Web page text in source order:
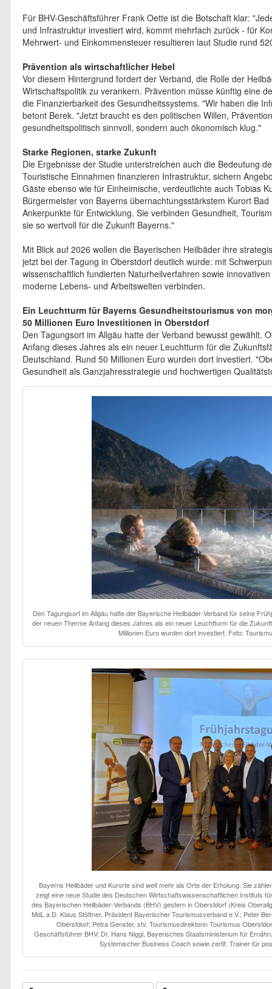
Für BHV-Geschäftsführer Frank Oette ist die Botschaft klar:
und Infrastruktur investiert wird, kommt mehrfach zurück - für
Mehrwert- und Einkommensteuer resultieren laut Studie rund
Prävention als wirtschaftlicher Hebel
Vor diesem Hintergrund fordert der Verband, die Rolle der
Wirtschaftspolitik zu verankern. Prävention müsse künftig eine
die Finanzierbarkeit des Gesundheitssystems. "Wir haben die
betont Berek. "Jetzt braucht es den politischen Willen,
gesundheitspolitisch sinnvoll, sondern auch ökonomisch klug."
Starke Regionen, starke Zukunft
Die Ergebnisse der Studie unterstreichen auch die Bedeutung
Touristische Einnahmen finanzieren Infrastruktur, sichern
Gäste ebenso wie für Einheimische, verdeutlichte auch Tobias
Bürgermeister von Bayerns übernachtungsstärkstem Kurort
Ankerpunkte für Entwicklung. Sie verbinden Gesundheit,
sie so wertvoll für die Zukunft Bayerns."
Mit Blick auf 2026 wollen die Bayerischen Heilbäder ihre
jetzt bei der Tagung in Oberstdorf deutlich wurde: mit
wissenschaftlich fundierten Naturheilverfahren sowie
moderne Lebens- und Arbeitswelten verbinden.
Ein Leuchtturm für Bayerns Gesundheitstourismus von
50 Millionen Euro Investitionen in Oberstdorf
Den Tagungsort im Allgäu hatte der Verband bewusst gewählt.
Anfang dieses Jahres als ein neuer Leuchtturm für die
Deutschland. Rund 50 Millionen Euro wurden dort investiert.
Gesundheit als Ganzjahresstrategie und hochwertigen
Den Tagungsort im Allgäu hatte der Bayerische Heilbäder-Verband für seine
der neuen Therme Anfang dieses Jahres als ein neuer Leuchtturm für die
Millionen Euro wurden dort investiert. Foto:
Bayerns Heilbäder und Kurorte sind weit mehr als Orte der Erholung: Sie
zeigt eine neue Studie des Deutschen Wirtschaftswissenschaftlichen Instituts
des Bayerischen Heilbäder-Verbands (BHV) gestern in Oberstdorf (Kreis
MdL a.D. Klaus Stöttner, Präsident Bayerischer Tourismusverband e.V.; Peter
Oberstdorf; Petra Genster, stv. Tourismusdirektorin Tourismus
Geschäftsführer BHV; Dr. Hans Niggl, Bayerisches Staatsministerium für
Systemischer Business Coach sowie zertif. Trainer für